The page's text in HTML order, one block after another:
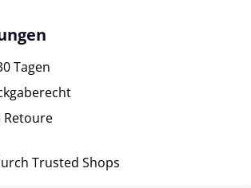
Tagen
Retoure
Trusted Shops